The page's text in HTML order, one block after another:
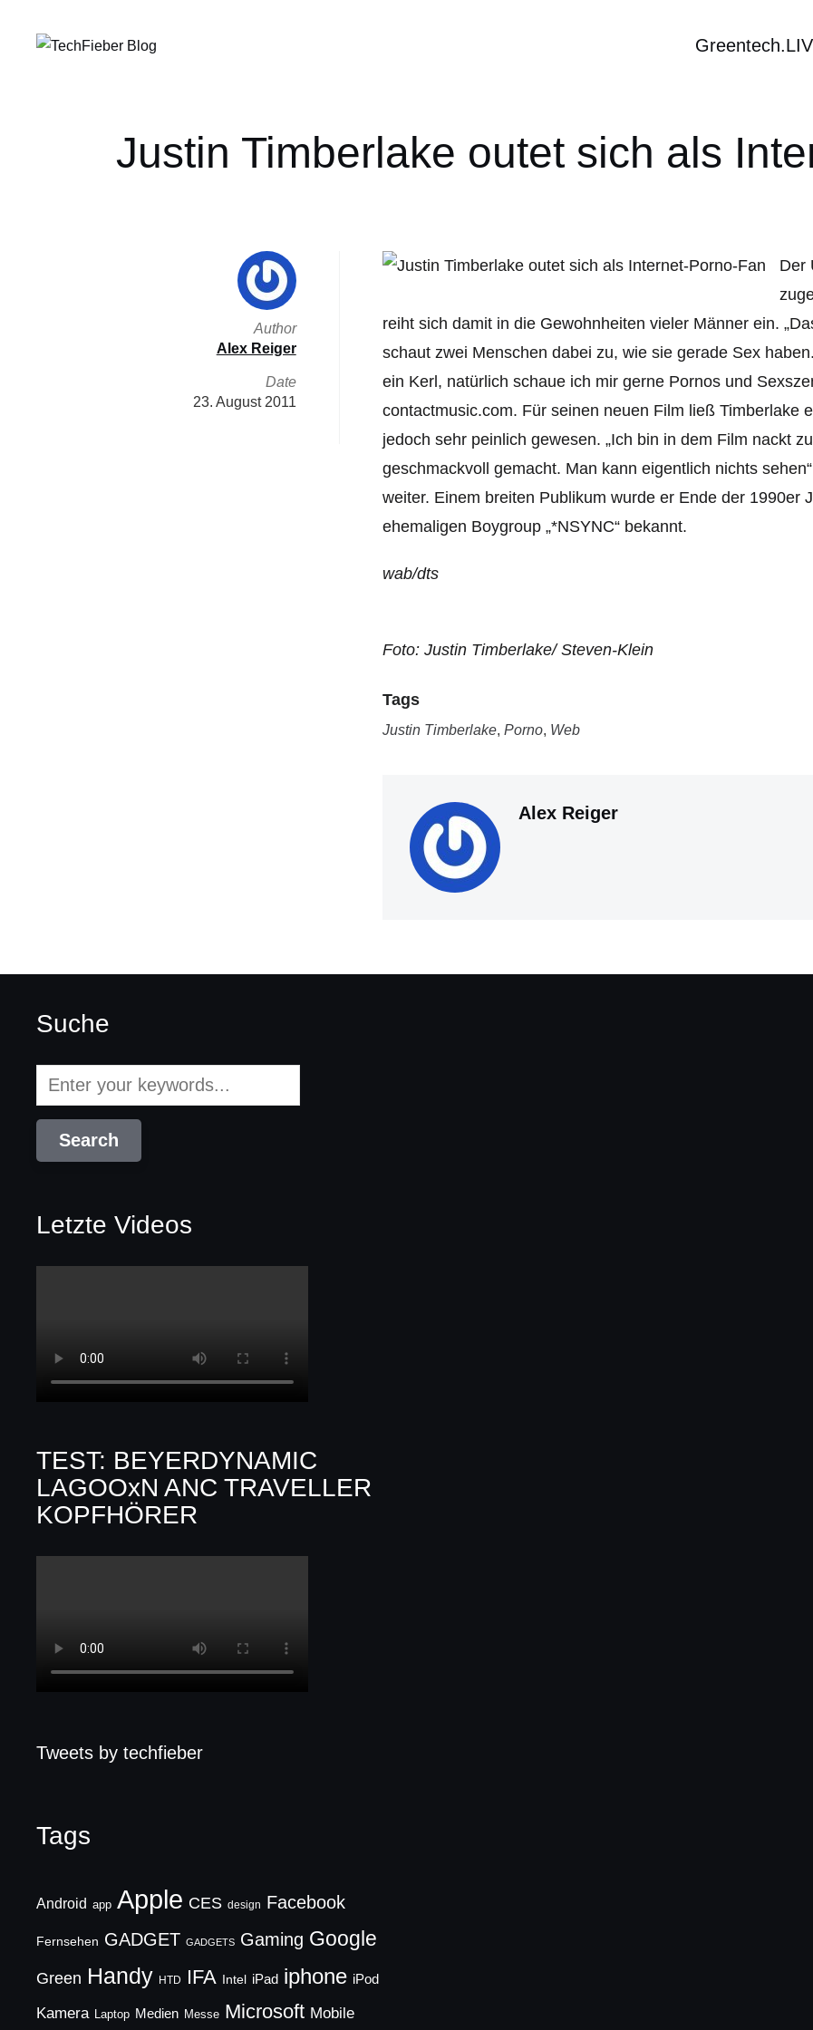
Justin Timberlake outet sich als
Der
reiht sich damit in die Gewohnheiten vieler Männer ein.
schaut zwei Menschen dabei zu, wie sie gerade Sex
ein Kerl, natürlich schaue ich mir gerne Pornos und
contactmusic.com. Für seinen neuen Film ließ Timberlake
jedoch sehr peinlich gewesen. „Ich bin in dem Film nackt
geschmackvoll gemacht. Man kann eigentlich nichts
weiter. Einem breiten Publikum wurde er Ende der 1990er
ehemaligen Boygroup „*NSYNC“ bekannt.
wab/dts
Foto: Justin Timberlake/ Steven-Klein
Tags
Justin Timberlake, Porno, Web
Alex Reiger
Author
Alex Reiger
Date
23. August 2011
Suche
Letzte Videos
TEST: BEYERDYNAMIC
LAGOOxN ANC TRAVELLER
KOPFHÖRER
Tweets by techfieber
Tags
Android app Apple CES design Facebook
Fernsehen GADGET GADGETS Gaming Google
Green Handy HTD IFA Intel iPad iphone iPod
Kamera Laptop Medien Messe Microsoft Mobile